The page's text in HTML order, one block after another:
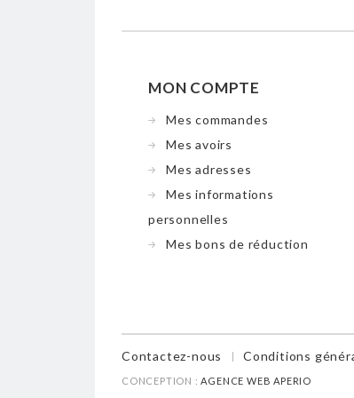
MON COMPTE
Mes commandes
Mes avoirs
Mes adresses
Mes informations
personnelles
Mes bons de réduction
Contactez-nous Conditions
CONCEPTION :AGENCE WEB APERIO